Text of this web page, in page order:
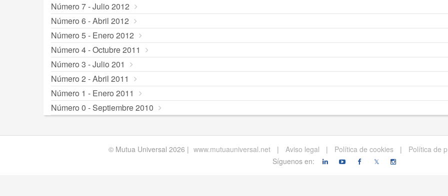
Número 7 - Julio 2012
Número 6 - Abril 2012
Número 5 - Enero 2012
Número 4 - Octubre 2011
Número 3 - Julio 201
Número 2 - Abril 2011
Número 1 - Enero 2011
Número 0 - Septiembre 2010
© Mutua Universal 2026 | www.mutuauniversal.net | Aviso legal | Política de cookies |
Política de
Síguenos en:
𝕏